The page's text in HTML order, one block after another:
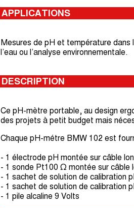
APPLICATIONS
Mesures de pH et température dans
l’eau ou l’analyse environnementale.
DESCRIPTION
Ce pH-mètre portable, au design
des projets à petit budget mais
Chaque pH-métre BMW 102 est
- 1 électrode pH montée sur câble
- 1 sonde Pt100 Ω montée sur câble
- 1 sachet de solution de calibration
- 1 sachet de solution de calibration
- 1 pile alcaline 9 Volts